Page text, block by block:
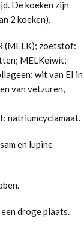
De koeken zijn
2 koeken).
(MELK); zoetstof:
MELKeiwit;
wit van EI in
van vetzuren,
natriumcyclamaat.
en lupine
droge plaats.